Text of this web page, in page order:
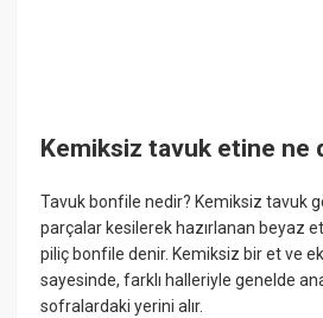
Kemiksiz tavuk etine ne
Tavuk bonfile nedir? Kemiksiz tavuk
parçalar kesilerek hazırlanan beyaz
piliç bonfile denir. Kemiksiz bir et ve
sayesinde, farklı halleriyle genelde
sofralardaki yerini alır.